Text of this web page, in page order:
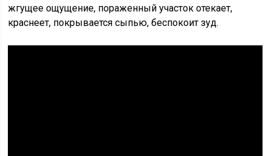
жгущее ощущение, пораженный участок отекает,
краснеет, покрывается сыпью, беспокоит зуд.